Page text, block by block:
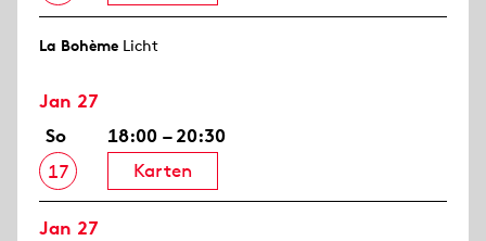
La Bohème Licht
Jan 27
So
17
18:00 – 20:30
Karten
Jan 27